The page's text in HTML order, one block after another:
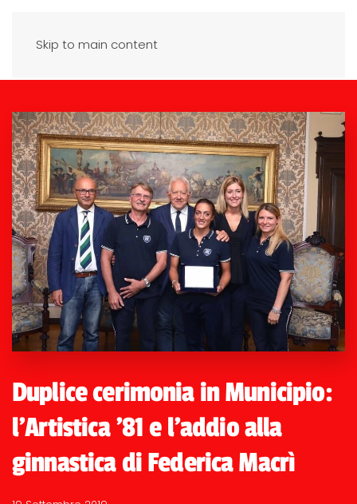
Skip to main content
Duplice cerimonia in Municipio:
l'Artistica '81 e l'addio alla
ginnastica di Federica Macrì